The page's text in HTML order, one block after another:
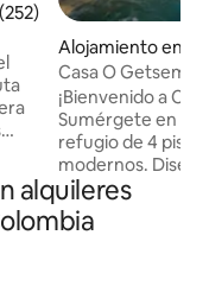
promedio: 4.98 de
Alojamiento en
Casa O
¡Bienvenido a
Sumérgete en el
refugio de 4 pisos
modernos.
arquitecto
casa tiene
con la máxima
alquileres